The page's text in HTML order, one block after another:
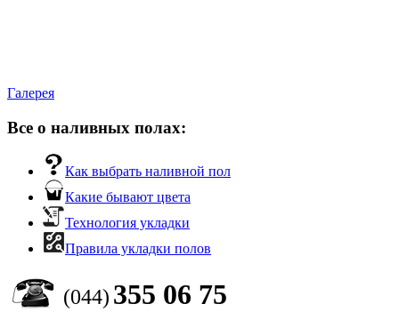
Галерея
Все о наливных полах:
Как выбрать наливной пол
Какие бывают цвета
Технология укладки
Правила укладки полов
(044) 355 06 75